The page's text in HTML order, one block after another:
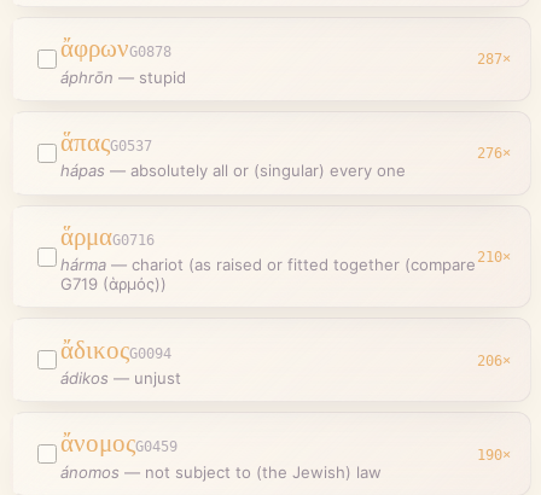
ἄφρωνG0878
áphrōn — stupid
287×
ἅπαςG0537
hápas — absolutely all or (singular) every one
276×
ἅρμαG0716
hárma — chariot (as raised or fitted together (compare
G719 (ἁρμός))
210×
ἄδικοςG0094
ádikos — unjust
206×
ἄνομοςG0459
ánomos — not subject to (the Jewish) law
190×